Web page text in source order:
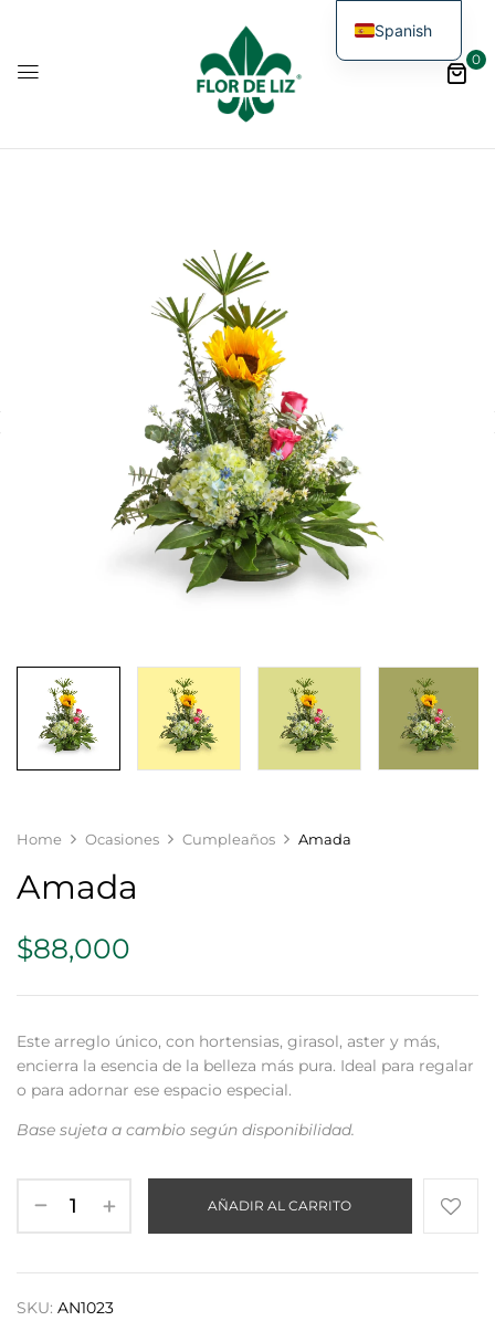
0
Home Ocasiones Cumpleaños Amada
Amada
$88,000
Este arreglo único, con hortensias, girasol, aster y más,
encierra la esencia de la belleza más pura. Ideal para regalar
o para adornar ese espacio especial.
Base sujeta a cambio según disponibilidad.
AÑADIR AL CARRITO
SKU: AN1023
Spanish